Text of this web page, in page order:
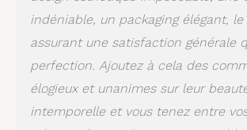
indéniable, un packaging élégant,
assurant une satisfaction générale
perfection. Ajoutez à cela des
élogieux et unanimes sur leur
intemporelle et vous tenez entre